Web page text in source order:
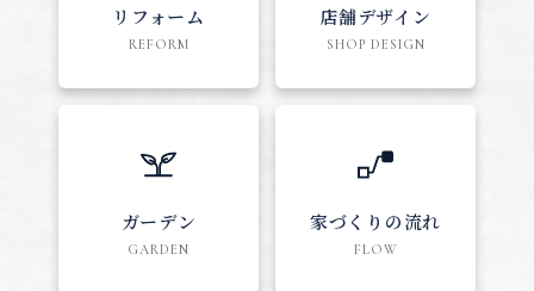
リフォーム
REFORM
店舗デザイン
SHOP DESIGN
ガーデン
GARDEN
家づくりの流れ
FLOW